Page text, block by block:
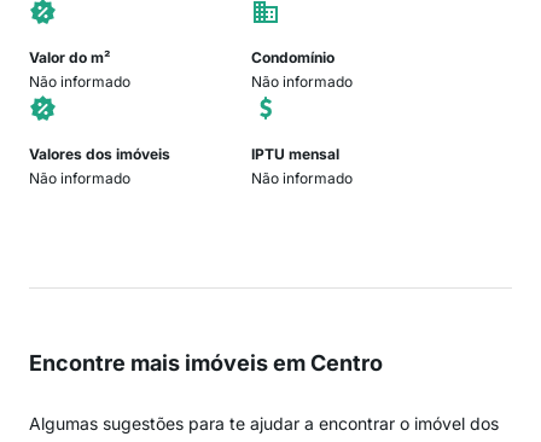
Valor do m²
Não informado
Condomínio
Não informado
Valores dos imóveis
Não informado
IPTU mensal
Não informado
Encontre mais imóveis em Centro
Algumas sugestões para te ajudar a encontrar o imóvel dos